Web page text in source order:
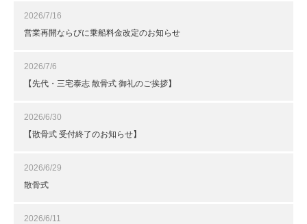
2026/7/16
営業再開ならびに乗船料金改定のお知らせ
2026/7/6
【先代・三宅泰志 散骨式 御礼のご挨拶】
2026/6/30
【散骨式 受付終了のお知らせ】
2026/6/29
散骨式
2026/6/11